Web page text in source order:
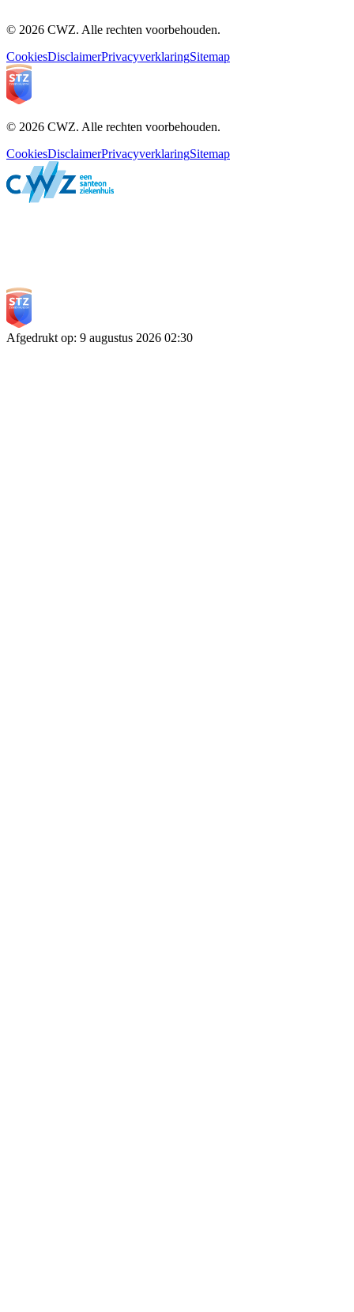
© 2026 CWZ. Alle rechten voorbehouden.
CookiesDisclaimerPrivacyverklaringSitemap
© 2026 CWZ. Alle rechten voorbehouden.
CookiesDisclaimerPrivacyverklaringSitemap
Afgedrukt op: 9 augustus 2026 02:30